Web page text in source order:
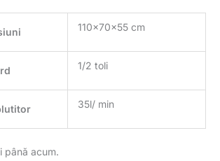
110x70x55 cm
1/2 toli
35l/ min
până acum.